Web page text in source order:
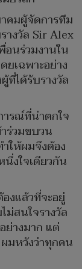
คมผู้จัดการทีม
างวัล Sir Alex
อนร่วมงานใน
ยเฉพาะอย่าง
ได้รับรางวัล
ารณ์ที่น่าตกใจ
ร่วมขบวน
ให้ผมจึงต้อง
งใจเดียวกัน
งแล้วที่จะอยู่
สนใจรางวัล
ย่างมาก แต่
มหวังว่าทุกคน